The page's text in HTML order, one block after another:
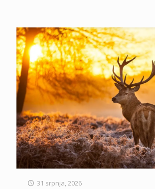
31 srpnja, 2026